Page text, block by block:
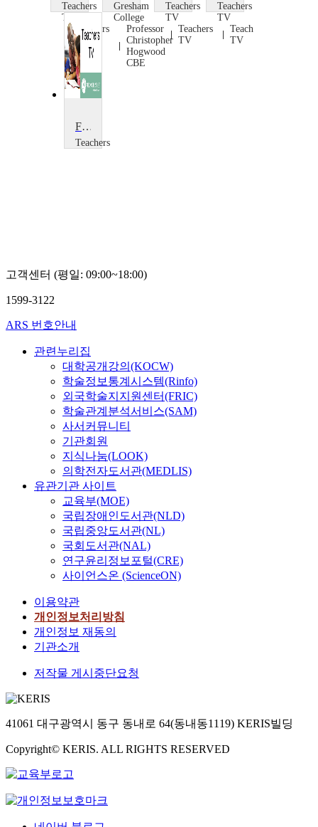
Teachers
TV
Teachers
TV
Gresham
College
Professor
Christopher
Hogwood
CBE
Teachers
TV
Teachers
TV
Teachers
TV
Teachers
TV
For Primary Heads and Governors
Teachers
고객센터 (평일: 09:00~18:00)
1599-3122
ARS 번호안내
관련누리집
대학공개강의(KOCW)
학술정보통계시스템(Rinfo)
외국학술지지원센터(FRIC)
학술관계분석서비스(SAM)
사서커뮤니티
기관회원
지식나눔(LOOK)
의학전자도서관(MEDLIS)
유관기관 사이트
교육부(MOE)
국립장애인도서관(NLD)
국립중앙도서관(NL)
국회도서관(NAL)
연구윤리정보포털(CRE)
사이언스온 (ScienceON)
이용약관
개인정보처리방침
개인정보 재동의
기관소개
저작물 게시중단요청
41061 대구광역시 동구 동내로 64(동내동1119) KERIS빌딩
Copyright© KERIS. ALL RIGHTS RESERVED